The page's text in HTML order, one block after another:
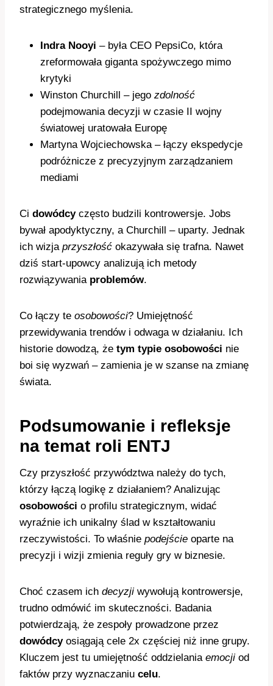
strategicznego myślenia.
Indra Nooyi – była CEO PepsiCo, która
zreformowała giganta spożywczego mimo
krytyki
Winston Churchill – jego zdolność
podejmowania decyzji w czasie II wojny
światowej uratowała Europę
Martyna Wojciechowska – łączy ekspedycje
podróżnicze z precyzyjnym zarządzaniem
mediami
Ci dowódcyczęsto budzili kontrowersje. Jobs
bywał apodyktyczny, a Churchill – uparty. Jednak
ich wizja przyszłość okazywała się trafna. Nawet
dziś start-upowcy analizują ich metody
rozwiązywania problemów.
Co łączy te osobowości? Umiejętność
przewidywania trendów i odwaga w działaniu. Ich
historie dowodzą, że tym typie osobowości nie
boi się wyzwań – zamienia je w szanse na zmianę
świata.
Podsumowanie i refleksje
na temat roli ENTJ
Czy przyszłość przywództwa należy do tych,
którzy łączą logikę z działaniem? Analizując
osobowości o profilu strategicznym, widać
wyraźnie ich unikalny ślad w kształtowaniu
rzeczywistości. To właśnie podejście oparte na
precyzji i wizji zmienia reguły gry w biznesie.
Choć czasem ich decyzji wywołują kontrowersje,
trudno odmówić im skuteczności. Badania
potwierdzają, że zespoły prowadzone przez
dowódcyosiągają cele 2x częściej niż inne grupy.
Kluczem jest tu umiejętność oddzielania emocji od
faktów przy wyznaczaniu celu.